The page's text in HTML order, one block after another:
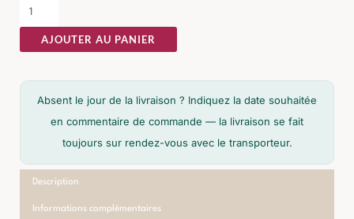
Bar
Crème
Ixia
AJOUTER AU PANIER
Absent le jour de la livraison ? Indiquez la date souhaitée
en commentaire de commande — la livraison se fait
toujours sur rendez-vous avec le transporteur.
Description
Informations complémentaires